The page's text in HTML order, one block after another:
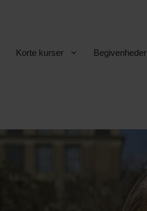
Korte kurser Begivenheder